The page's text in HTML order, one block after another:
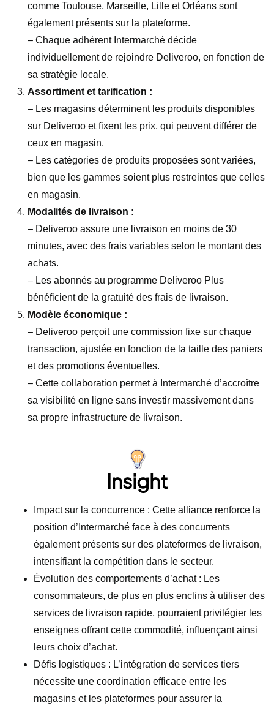
comme Toulouse, Marseille, Lille et Orléans sont
également présents sur la plateforme.
– Chaque adhérent Intermarché décide
individuellement de rejoindre Deliveroo, en fonction de
sa stratégie locale.
Assortiment et tarification :
– Les magasins déterminent les produits disponibles
sur Deliveroo et fixent les prix, qui peuvent différer de
ceux en magasin.
– Les catégories de produits proposées sont variées,
bien que les gammes soient plus restreintes que celles
en magasin.
Modalités de livraison :
– Deliveroo assure une livraison en moins de 30
minutes, avec des frais variables selon le montant des
achats.
– Les abonnés au programme Deliveroo Plus
bénéficient de la gratuité des frais de livraison.
Modèle économique :
– Deliveroo perçoit une commission fixe sur chaque
transaction, ajustée en fonction de la taille des paniers
et des promotions éventuelles.
– Cette collaboration permet à Intermarché d’accroître
sa visibilité en ligne sans investir massivement dans
sa propre infrastructure de livraison.
Insight
Impact sur la concurrence : Cette alliance renforce la
position d’Intermarché face à des concurrents
également présents sur des plateformes de livraison,
intensifiant la compétition dans le secteur.
Évolution des comportements d’achat : Les
consommateurs, de plus en plus enclins à utiliser des
services de livraison rapide, pourraient privilégier les
enseignes offrant cette commodité, influençant ainsi
leurs choix d’achat.
Défis logistiques : L’intégration de services tiers
nécessite une coordination efficace entre les
magasins et les plateformes pour assurer la